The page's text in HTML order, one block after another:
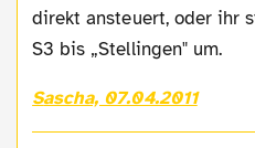
direkt ansteuert, oder ihr
S3 bis „Stellingen" um.
Sascha, 07.04.2011